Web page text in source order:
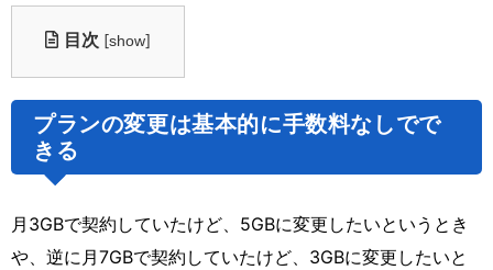
目次 [show]
プランの変更は基本的に手数料なしでで
きる
月3GBで契約していたけど、5GBに変更したいというとき
や、逆に月7GBで契約していたけど、3GBに変更したいと